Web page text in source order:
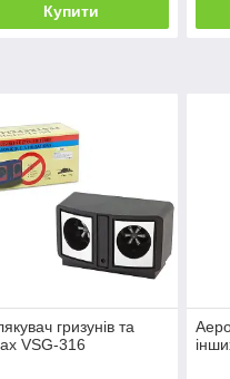
Купити
гризунів та
VSG-316